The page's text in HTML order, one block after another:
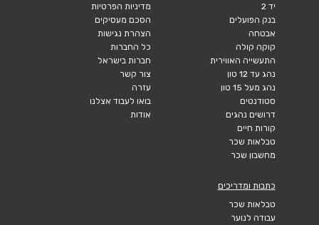
יד 2
בנק הפועלים
אבטחה
קוקה קולה
התעשייה האווירית
נהג עד 12 טון
נהג מעל 15 טון
סטודנטים
דרושים נהגים
קורות חיים
טבלאות שכר
מחשבון שכר
מדיניות הפרטיות
הסכם מעסיקים
הצהרת נגישות
כל החברות
חברות בישראל
צור קשר
עזרה
בואו לעבוד אצלנו
אודות
כתבות ומדריכים
טבלאות שכר
עבודה לנוער